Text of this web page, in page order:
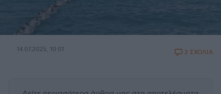
14.07.2025, 10:01 2 ΣΧΟΛΙΑ